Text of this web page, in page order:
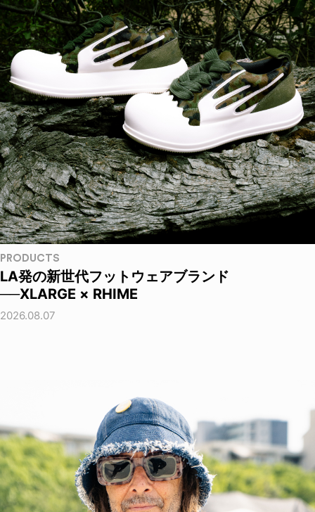
PRODUCTS
LA発の新世代フットウェアブランド
──XLARGE × RHIME
2026.08.07